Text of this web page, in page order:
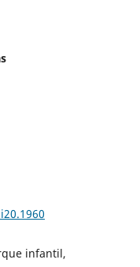
infantil,